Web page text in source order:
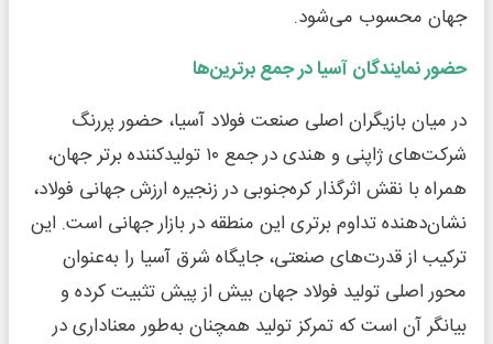
جهان محسوب می‌شود.
حضور نمایندگان آسیا در جمع برترین‌ها
در میان بازیگران اصلی صنعت فولاد آسیا، حضور پررنگ
شرکت‌های ژاپنی و هندی در جمع ۱۰ تولیدکننده برتر جهان،
همراه با نقش اثرگذار کره‌جنوبی در زنجیره ارزش جهانی فولاد،
نشان‌دهنده تداوم برتری این منطقه در بازار جهانی است. این
ترکیب از قدرت‌های صنعتی، جایگاه شرق آسیا را به‌عنوان
محور اصلی تولید فولاد جهان بیش از پیش تثبیت کرده و
بیانگر آن است که تمرکز تولید همچنان به‌طور معناداری در